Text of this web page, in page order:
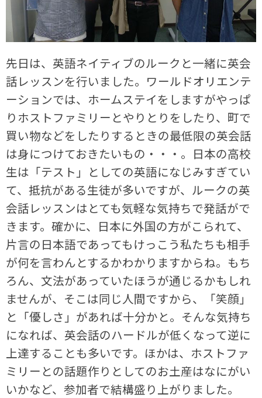
先日は、英語ネイティブのルークと一緒に英会
話レッスンを行いました。ワールドオリエンテ
ーションでは、ホームステイをしますがやっぱ
りホストファミリーとやりとりをしたり、町で
買い物などをしたりするときの最低限の英会話
は身につけておきたいもの・・・。日本の高校
生は「テスト」としての英語になじみすぎてい
て、抵抗がある生徒が多いですが、ルークの英
会話レッスンはとても気軽な気持ちで発話がで
きます。確かに、日本に外国の方がこられて、
片言の日本語であってもけっこう私たちも相手
が何を言わんとするかわかりますからね。もち
ろん、文法があっていたほうが通じるかもしれ
ませんが、そこは同じ人間ですから、「笑顔」
と「優しさ」があれば十分かと。そんな気持ち
になれば、英会話のハードルが低くなって逆に
上達することも多いです。ほかは、ホストファ
ミリーとの話題作りとしてのお土産はなにがい
いかなど、参加者で結構盛り上がりました。